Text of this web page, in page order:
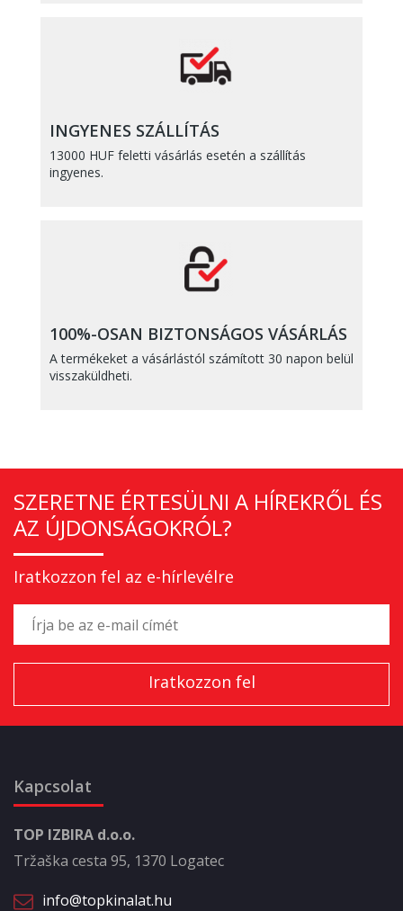
INGYENES SZÁLLÍTÁS
13000 HUF feletti vásárlás esetén a szállítás
ingyenes.
100%-OSAN BIZTONSÁGOS VÁSÁRLÁS
A termékeket a vásárlástól számított 30 napon belül
visszaküldheti.
SZERETNE ÉRTESÜLNI A HÍREKRŐL ÉS
AZ ÚJDONSÁGOKRÓL?
Iratkozzon fel az e-hírlevélre
Kapcsolat
TOP IZBIRA d.o.o.
Tržaška cesta 95, 1370 Logatec
info@topkinalat.hu